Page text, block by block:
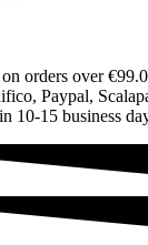
orders over
Paypal,
10-15 business